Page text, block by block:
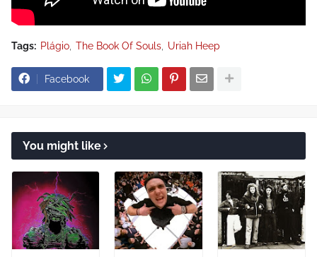
Tags: Plágio The Book Of Souls Uriah Heep
Facebook
You might like